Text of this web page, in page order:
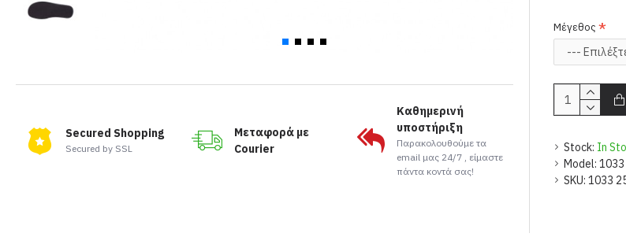
Secured Shopping
Secured by SSL
Μεταφορά με
Courier
Καθημερινή
υποστήριξη
Παρακολουθούμε τα
email μας 24/7 , είμαστε
πάντα κοντά σας!
Stock: In
Model:
SKU: 1033
Μέγεθος